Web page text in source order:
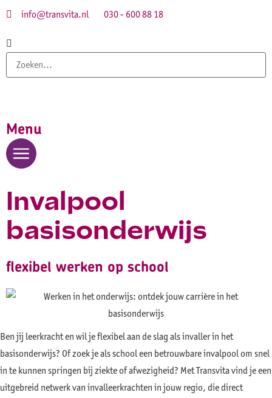
info@transvita.nl 030 - 600 88 18
Menu
Invalpool
basisonderwijs
flexibel werken op school
Ben jij leerkracht en wil je flexibel aan de slag als invaller in het
basisonderwijs? Of zoek je als school een betrouwbare invalpool om snel
in te kunnen springen bij ziekte of afwezigheid? Met Transvita vind je een
uitgebreid netwerk van invalleerkrachten in jouw regio, die direct